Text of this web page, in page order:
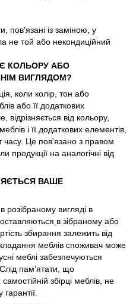
пов'язані із заміною, у
не той або некондиційний
КОЛЬОРУ АБО
ВИГЛЯДОМ?
коли колір, тон або
або її додаткових
відрізняється від кольору,
і її додаткових елементів,
Це пов'язано з правом
продукції на аналогічні від
ВАШЕ
розібраному вигляді в
в зібраному або
збирання залежить від
меблів споживач може
меблі забезпечуються
пам’ятати, що
збірці меблів, не